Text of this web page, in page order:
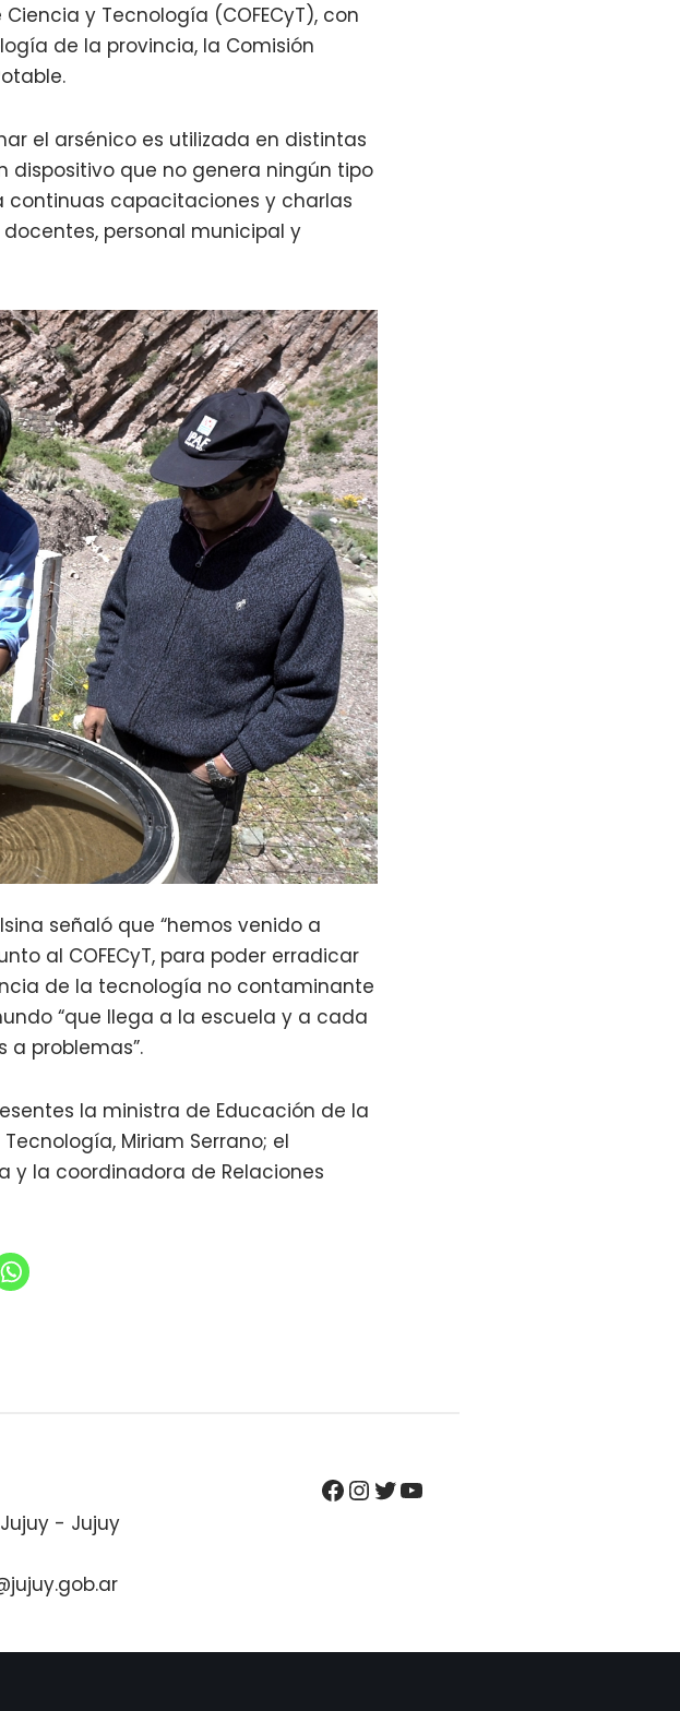
y Tecnología (COFECyT), con
de la provincia, la Comisión
el arsénico es utilizada en distintas
que no genera ningún tipo
continuas capacitaciones y charlas
personal municipal y
señaló que “hemos venido a
al COFECyT, para poder erradicar
de la tecnología no contaminante
“que llega a la escuela y a cada
a problemas”.
la ministra de Educación de la
Miriam Serrano; el
y la coordinadora de Relaciones
- Jujuy